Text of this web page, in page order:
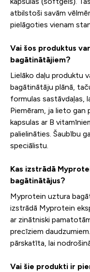
atbilstoši savām
pielāgoties vienam
Vai šos produktus
bagātinātājiem?
Lielāko daļu produktu
bagātinātāju plānā,
formulas sastāvdaļas,
Piemēram, ja lieto
kapsulas ar B
palielināties. Šaubību
speciālistu.
Kas izstrādā
bagātinātājus?
Myprotein uztura
izstrādā Myprotein
ar zinātniski
precīziem
pārskatīta, lai
Vai šie produkti ir